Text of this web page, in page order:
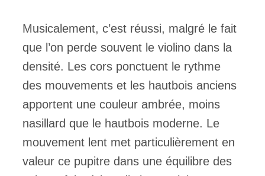
Musicalement, c’est réussi, malgré le fait
que l’on perde souvent le violino dans la
densité. Les cors ponctuent le rythme
des mouvements et les hautbois anciens
apportent une couleur ambrée, moins
nasillard que le hautbois moderne. Le
mouvement lent met particulièrement en
valeur ce pupitre dans une équilibre des